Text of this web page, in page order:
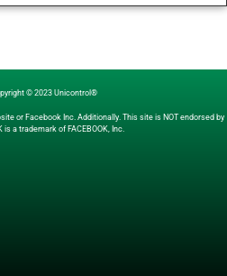
© 2023 Unicontrol®
or Facebook Inc. Additionally. This site is NOT endorsed by
is a trademark of FACEBOOK, Inc.